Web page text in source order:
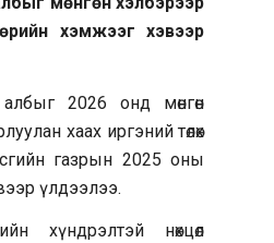
хэмжээг хэвээр
2026 онд мөнгөн
хаах иргэний төлөх
газрын 2025 оны
үлдээлээ.
хүндрэлтэй нөхцөл